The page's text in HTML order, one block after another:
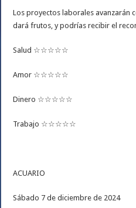
Los proyectos laborales avanzarán
dará frutos, y podrías recibir el
Salud ☆☆☆☆☆
Amor ☆☆☆☆☆
Dinero ☆☆☆☆☆
Trabajo ☆☆☆☆☆
ACUARIO
Sábado 7 de diciembre de 2024